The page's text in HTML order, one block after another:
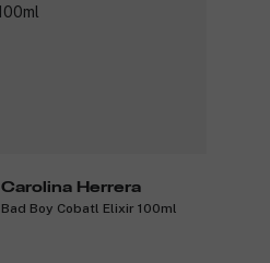
Carolina Herrera
Bad Boy Cobatl Elixir 100ml